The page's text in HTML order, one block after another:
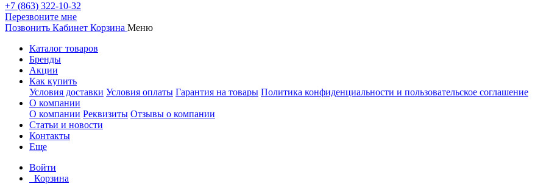
+7 (863) 322-10-32
Перезвоните мне
Позвонить Кабинет Корзина Меню
Каталог товаров
Бренды
Акции
Как купить
Условия доставки Условия оплаты Гарантия на товары Политика конфиденциальности и пользовательское соглашение
О компании
О компании Реквизиты Отзывы о компании
Статьи и новости
Контакты
Еще
Войти
Корзина